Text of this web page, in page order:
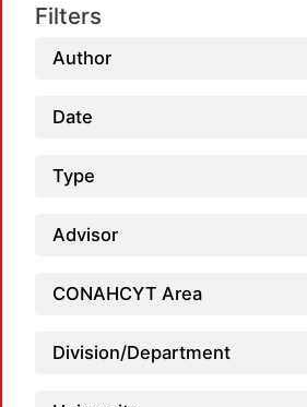
Filters
Author
Date
Type
Advisor
CONAHCYT Area
Division/Department